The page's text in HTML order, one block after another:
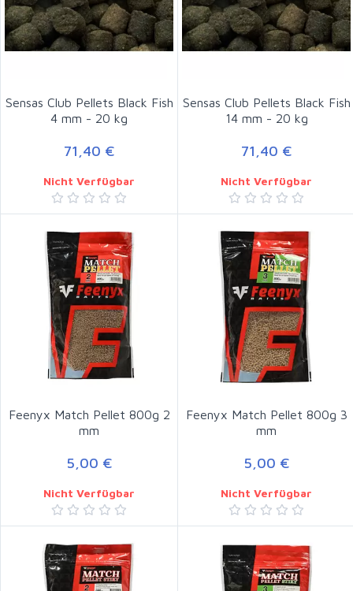
Sensas Club Pellets Black Fish
4 mm - 20 kg
71,40 €
Nicht Verfügbar
Sensas Club Pellets Black Fish
14 mm - 20 kg
71,40 €
Nicht Verfügbar
Feenyx Match Pellet 800g 2
mm
5,00 €
Nicht Verfügbar
Feenyx Match Pellet 800g 3
mm
5,00 €
Nicht Verfügbar